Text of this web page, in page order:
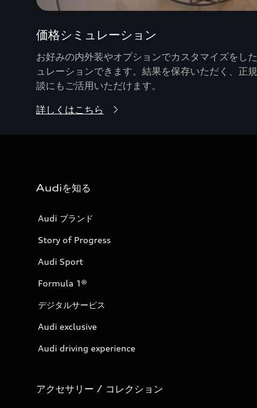
価格シミュレーション
お好みの内外装やオプションでカスタマイズをし
ュレーションできます。結果を保存いただく、正
談にもご活用いただけます。
詳しくはこちら
Audiを知る
Audi ブランド
Story of Progress
Audi Sport
Formula 1®
デジタルサービス
Audi exclusive
Audi driving experience
アクセサリー / コレクション